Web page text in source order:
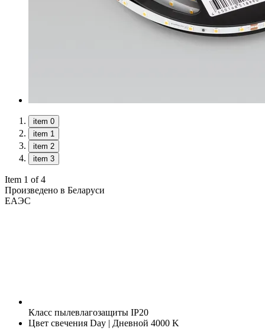
item 0
item 1
item 2
item 3
Item 1 of 4
Произведено в Беларуси
ЕАЭС
Класс пылевлагозащиты IP20
Цвет свечения Day | Дневной 4000 K